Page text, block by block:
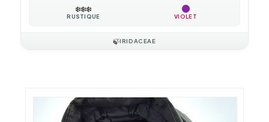
❄️❄️❄️
RUSTIQUE VIOLET
🍃IRIDACEAE